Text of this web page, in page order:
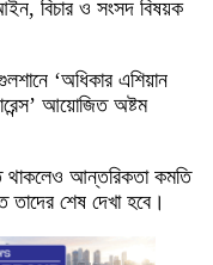
বিচার ও সংসদ বিষয়ক
‘অধিকার এশিয়ান
আয়োজিত অষ্টম
থাকলেও আন্তরিকতা কমতি
শেষ দেখা হবে।